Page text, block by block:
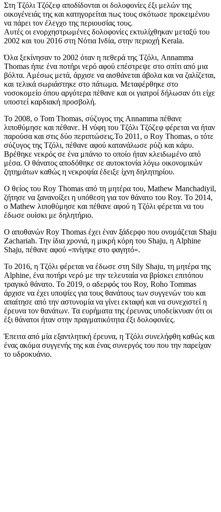
Στη Τζόλι Τζόζεφ αποδίδονται οι δολοφονίες έξι μελών της
οικογένειάς της και κατηγορείται πως τους σκότωσε προκειμένου
να πάρει τον έλεγχο της περιουσίας τους.
Αυτές οι ενορχηστρωμένες δολοφονίες εκτυλίχθηκαν μεταξύ του
2002 και του 2016 στη Νότια Ινδία, στην περιοχή Kerala.
Όλα ξεκίνησαν το 2002 όταν η πεθερά της Τζόλι, Annamma
Thomas ήπιε ένα ποτήρι νερό αφού επέστρεψε στο σπίτι από μια
βόλτα. Αμέσως μετά, άρχισε να αισθάνεται άβολα και να ζαλίζεται,
και τελικά σωριάστηκε στο πάτωμα. Μεταφέρθηκε στο
νοσοκομείο όπου αργότερα πέθανε και οι γιατροί δήλωσαν ότι είχε
υποστεί καρδιακή προσβολή.
Το 2008, ο Tom Thomas, σύζυγος της Annamma πέθανε
λιποθύμησε και πέθανε. Η νύφη του Τζόλι Τζόζεφ φέρεται να ήταν
παρούσα και στις δύο περιπτώσεις.Το 2011, ο Roy Thomas, ο τότε
σύζυγος της Τζόλι, πέθανε αφού κατανάλωσε ρύζι και κάρυ.
Βρέθηκε νεκρός σε ένα μπάνιο το οποίο ήταν κλειδωμένο από
μέσα. Ο θάνατος αποδόθηκε σε αυτοκτονία λόγω οικονομικών
ζητημάτων καθώς η νεκροψία έδειξε ίχνη δηλητηρίου.
Ο θείος του Roy Thomas από τη μητέρα του, Mathew Manchadiyil,
ζήτησε να ξανανοίξει η υπόθεση για τον θάνατο του Roy. Το 2014,
ο Μathew λιποθύμησε και πέθανε αφού η Τζόλι φέρεται να του
έδωσε ουίσκι με δηλητήριο.
Ο αποθανών Roy Thomas έχει έναν ξάδερφο που ονομάζεται Shaju
Zachariah. Την ίδια χρονιά, η μικρή κόρη του Shaju, η Alphine
Shaju, πέθανε αφού «πνίγηκε στο φαγητό».
Το 2016, η Τζόλι φέρεται να έδωσε στη Sily Shaju, τη μητέρα της
Alphine, ένα ποτήρι νερό με την τελευταία να βρίσκει επιτόπου
τραγικό θάνατο. Το 2019, ο αδερφός του Roy, Roho Tommas
άρχισε να έχει υποψίες για τους θανάτους των συγγενών του και
απαίτησε από την αστυνομία να γίνει εκταφή και να συνεχιστεί η
έρευνα τον θανάτων. Τα ευρήματα της έρευνας υποδείκνυαν ότι οι
έξι θάνατοι ήταν στην πραγματικότητα έξι δολοφονίες.
Έπειτα από μία εξαντλητική έρευνα, η Τζόλι συνελήφθη καθώς και
ένας ακόμα συγγενής της και ένας συνεργός του που την παρείχαν
το υδροκυάνιο.